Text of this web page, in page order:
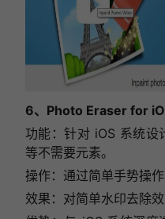
6、Photo Eraser for
功能：针对 iOS 系统设
等不需要元素。
操作：通过简单手势操
效果：对简单水印去除
下